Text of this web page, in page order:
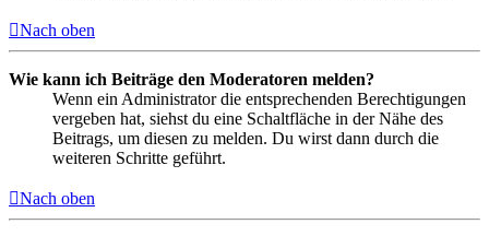
Nach oben
Wie kann ich Beiträge den Moderatoren melden?
Wenn ein Administrator die entsprechenden Berechtigungen
vergeben hat, siehst du eine Schaltfläche in der Nähe des
Beitrags, um diesen zu melden. Du wirst dann durch die
weiteren Schritte geführt.
Nach oben